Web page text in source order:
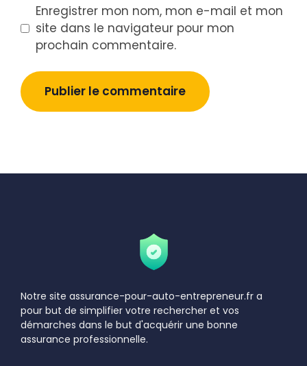
Enregistrer mon nom, mon e-mail et mon
site dans le navigateur pour mon
prochain commentaire.
Notre site assurance-pour-auto-entrepreneur.fr a
pour but de simplifier votre rechercher et vos
démarches dans le but d'acquérir une bonne
assurance professionnelle.